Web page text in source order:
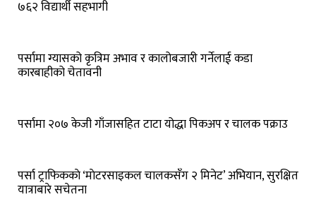
७६२ विद्यार्थी सहभागी
पर्सामा ग्यासको कृत्रिम अभाव र कालोबजारी गर्नेलाई कडा
कारबाहीको चेतावनी
पर्सामा २०७ केजी गाँजासहित टाटा योद्धा पिकअप र चालक पक्राउ
पर्सा ट्राफिककाे ‘माेटरसाइकल चालकसँग २ मिनेट’ अभियान, सुरक्षित
यात्राबारे सचेतना